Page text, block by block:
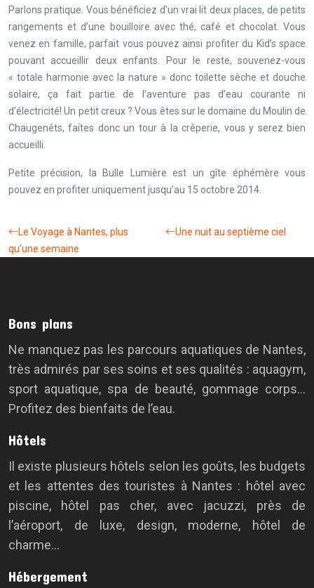
Parlons pratique. Vous bénéficiez d’un vrai lit deux places, de petits
rangements et d’une bouilloire avec thé, café et chocolat. Vous
venez en famille, parfait vous pouvez ainsi profiter du Kid’s space
pouvant accueillir deux enfants. Pour le reste, souvenez-vous
« totale harmonie avec la nature » donc toilette sèche et douche
solaire, ça fait partie de l’aventure pas d’eau courante ni
d’électricité! Un petit creux ? Vous êtes sur le domaine du Moulin de
Chaugenêts, faites donc un tour à la crêperie, vous y serez bien
accueilli.
Petite précision, la Bulle Lumière est un gîte éphémère vous
pouvez en profiter uniquement jusqu’au 15 octobre 2014.
Le Voyage à Nantes, plus
qu’une semaine
Une nuit au septième ciel
Bons plans
Ne manquez pas les parcours aquatiques de Nantes,
très admirés par ses soins et ses qualités : aquagym,
sport aquatique, spa de beauté, gommage corps…
Profitez des bienfaits de l’eau.
Hôtels
Il existe plusieurs hôtels selon les goûts, les budgets
et les attentes des touristes à Nantes : hôtel avec
piscine, hôtel pas cher, avec jacuzzi, près de
l’aéroport, de luxe, design, moderne, hôtel de
charme…
Hébergement